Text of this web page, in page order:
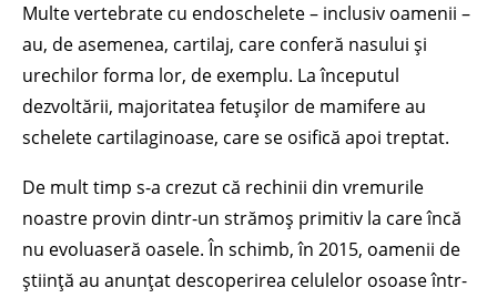
Multe vertebrate cu endoschelete – inclusiv oamenii –
au, de asemenea, cartilaj, care conferă nasului și
urechilor forma lor, de exemplu. La începutul
dezvoltării, majoritatea fetușilor de mamifere au
schelete cartilaginoase, care se osifică apoi treptat.
De mult timp s-a crezut că rechinii din vremurile
noastre provin dintr-un strămoș primitiv la care încă
nu evoluaseră oasele. În schimb, în 2015, oamenii de
știință au anunțat descoperirea celulelor osoase într-